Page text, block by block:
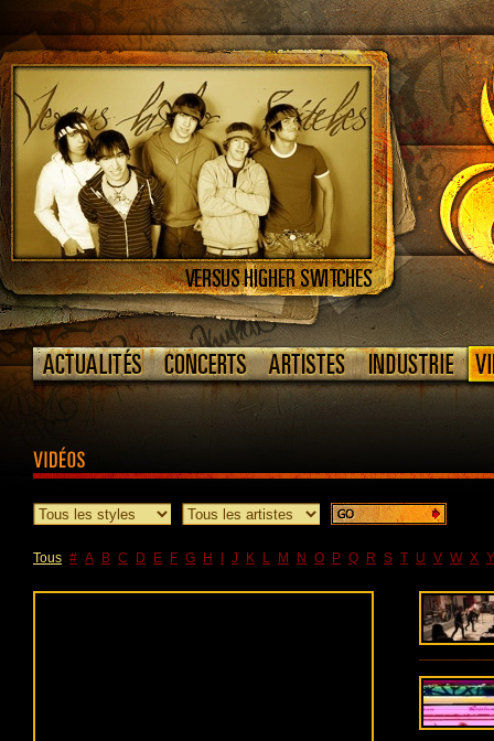
Tous # A B C D E F G H J K L M N O P Q R S T U V W X Y